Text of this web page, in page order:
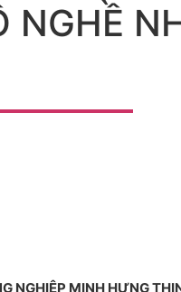
NGHỀ
NGHIỆP MINH HƯNG